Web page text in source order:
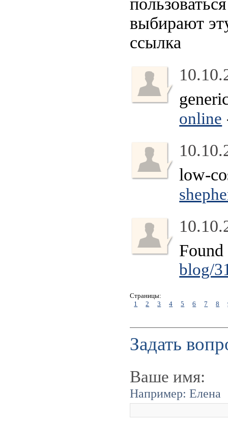
выбирают
ссылка
online
low-
blog/
Страницы:
1
2 3 4 5 6 7 8
Задать
Ваше имя:
Например: Елена